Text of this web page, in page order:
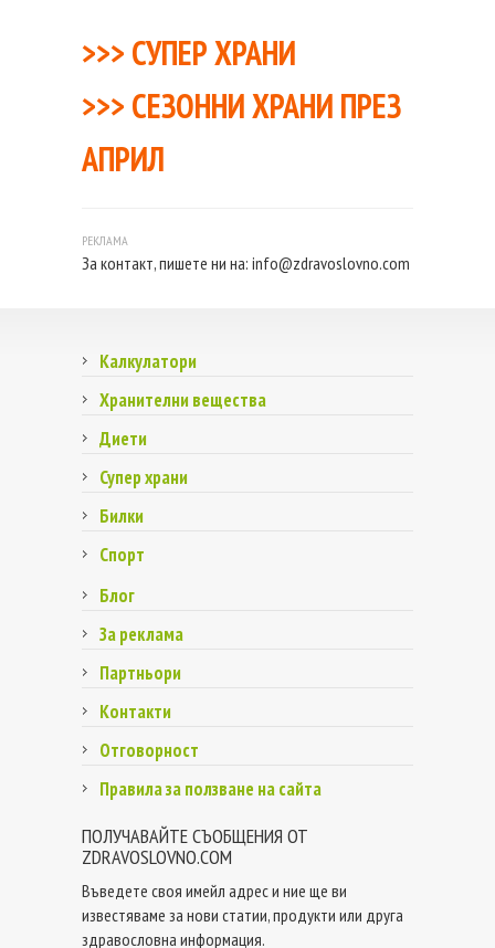
>>> СУПЕР ХРАНИ
>>> СЕЗОННИ ХРАНИ ПРЕЗ
АПРИЛ
За контакт, пишете ни на: info@zdravoslovno.com
Калкулатори
Хранителни вещества
Диети
Супер храни
Билки
Спорт
Блог
За реклама
Партньори
Контакти
Отговорност
Правила за ползване на сайта
ПОЛУЧАВАЙТЕ СЪОБЩЕНИЯ ОТ
ZDRAVOSLOVNO.COM
Въведете своя имейл адрес и ние ще ви
известяваме за нови статии, продукти или друга
здравословна информация.